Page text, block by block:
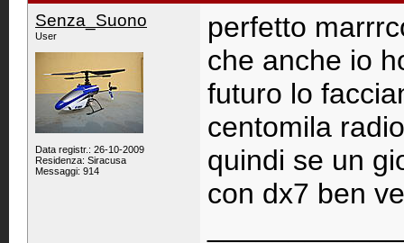
Senza_Suono
User
Data registr.: 26-10-2009
Residenza: Siracusa
Messaggi: 914
perfetto
che anche io
futuro lo
centomila
quindi se un
con dx7 ben